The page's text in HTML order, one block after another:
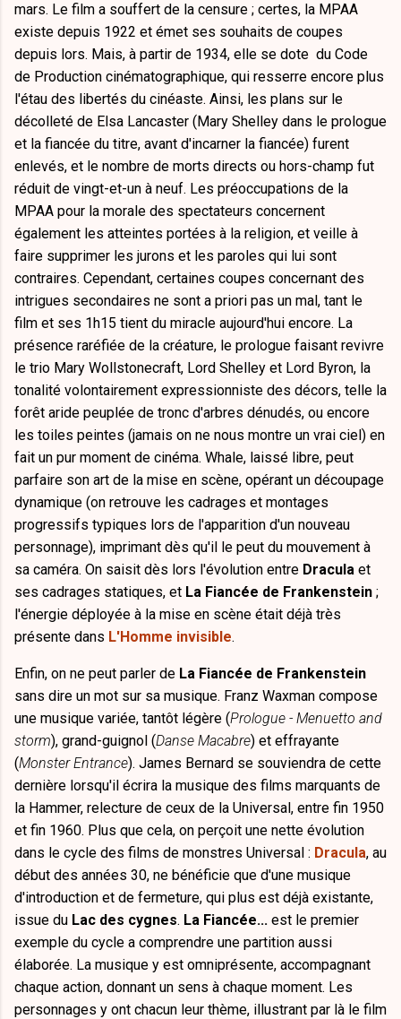
mars. Le film a souffert de la censure ; certes, la MPAA
existe depuis 1922 et émet ses souhaits de coupes
depuis lors. Mais, à partir de 1934, elle se dote du Code
de Production cinématographique, qui resserre encore plus
l'étau des libertés du cinéaste. Ainsi, les plans sur le
décolleté de Elsa Lancaster (Mary Shelley dans le prologue
et la fiancée du titre, avant d'incarner la fiancée) furent
enlevés, et le nombre de morts directs ou hors-champ fut
réduit de vingt-et-un à neuf. Les préoccupations de la
MPAA pour la morale des spectateurs concernent
également les atteintes portées à la religion, et veille à
faire supprimer les jurons et les paroles qui lui sont
contraires. Cependant, certaines coupes concernant des
intrigues secondaires ne sont a priori pas un mal, tant le
film et ses 1h15 tient du miracle aujourd'hui encore. La
présence raréfiée de la créature, le prologue faisant revivre
le trio Mary Wollstonecraft, Lord Shelley et Lord Byron, la
tonalité volontairement expressionniste des décors, telle la
forêt aride peuplée de tronc d'arbres dénudés, ou encore
les toiles peintes (jamais on ne nous montre un vrai ciel) en
fait un pur moment de cinéma. Whale, laissé libre, peut
parfaire son art de la mise en scène, opérant un découpage
dynamique (on retrouve les cadrages et montages
progressifs typiques lors de l'apparition d'un nouveau
personnage), imprimant dès qu'il le peut du mouvement à
sa caméra. On saisit dès lors l'évolution entre Dracula et
ses cadrages statiques, et La Fiancée de Frankenstein ;
l'énergie déployée à la mise en scène était déjà très
présente dans L'Homme invisible.
Enfin, on ne peut parler de La Fiancée de Frankenstein
sans dire un mot sur sa musique. Franz Waxman compose
une musique variée, tantôt légère (Prologue - Menuetto and
storm), grand-guignol (Danse Macabre) et effrayante
(Monster Entrance). James Bernard se souviendra de cette
dernière lorsqu'il écrira la musique des films marquants de
la Hammer, relecture de ceux de la Universal, entre fin 1950
et fin 1960. Plus que cela, on perçoit une nette évolution
dans le cycle des films de monstres Universal : Dracula, au
début des années 30, ne bénéficie que d'une musique
d'introduction et de fermeture, qui plus est déjà existante,
issue du Lac des cygnes. La Fiancée... est le premier
exemple du cycle a comprendre une partition aussi
élaborée. La musique y est omniprésente, accompagnant
chaque action, donnant un sens à chaque moment. Les
personnages y ont chacun leur thème, illustrant par là le film